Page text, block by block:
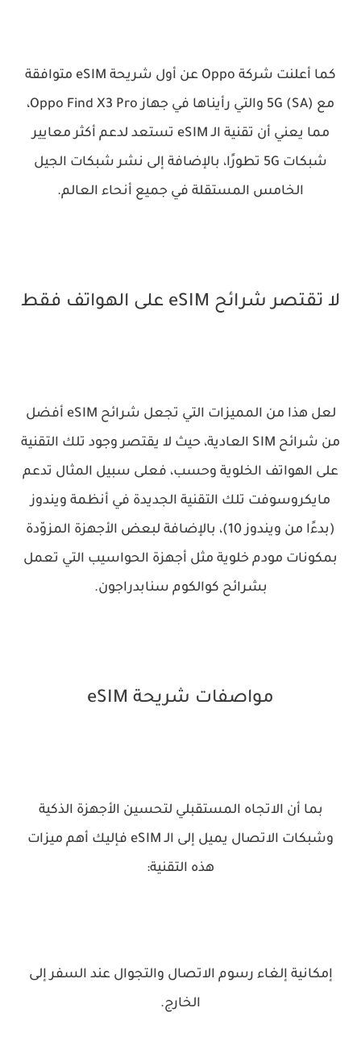
كما أعلنت شركة Oppo عن أول شريحة eSIM متوافقة
مع 5G (SA) والتي رأيناها في جهاز Oppo Find X3 Pro،
مما يعني أن تقنية الـ eSIM تستعد لدعم أكثر معايير
شبكات 5G تطورًا، بالإضافة إلى نشر شبكات الجيل
الخامس المستقلة في جميع أنحاء العالم.
لا تقتصر شرائح eSIM على الهواتف فقط
لعل هذا من المميزات التي تجعل شرائح eSIM أفضل
من شرائح SIM العادية، حيث لا يقتصر وجود تلك التقنية
على الهواتف الخلوية وحسب، فعلى سبيل المثال تدعم
مايكروسوفت تلك التقنية الجديدة في أنظمة ويندوز
(بدءًا من ويندوز 10)، بالإضافة لبعض الأجهزة المزوّدة
بمكونات مودم خلوية مثل أجهزة الحواسيب التي تعمل
بشرائح كوالكوم سنابدراجون.
مواصفات شريحة eSIM
بما أن الاتجاه المستقبلي لتحسين الأجهزة الذكية
وشبكات الاتصال يميل إلى الـ eSIM فإليك أهم ميزات
هذه التقنية:
إمكانية إلغاء رسوم الاتصال والتجوال عند السفر إلى
الخارج.